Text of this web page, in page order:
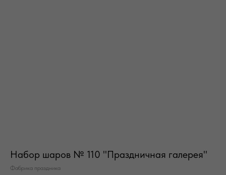
Набор шаров № 110 "Праздничная галерея"
Фабрика праздника